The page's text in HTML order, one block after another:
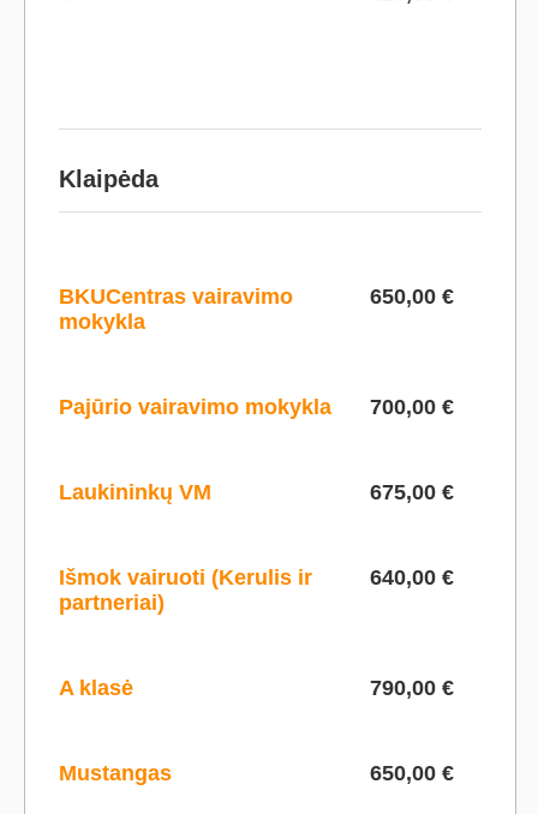
Klaipėda
BKUCentras vairavimo
mokykla
650,00 €
Pajūrio vairavimo mokykla 700,00 €
Laukininkų VM 675,00 €
Išmok vairuoti (Kerulis ir
partneriai)
640,00 €
A klasė 790,00 €
Mustangas 650,00 €